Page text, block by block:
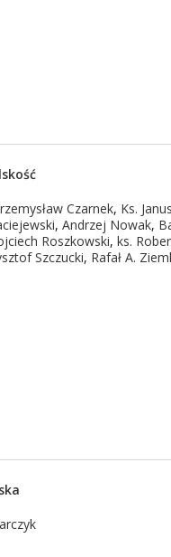
Czarnek, Ks.
, Andrzej Nowak,
Roszkowski, ks.
Szczucki, Rafał A.